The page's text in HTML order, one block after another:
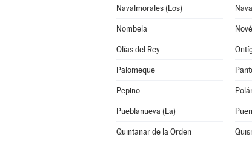
Navalmorales (Los)
Nombela
Olías del Rey
Palomeque
Pepino
Pueblanueva (La)
Quintanar de la Orden